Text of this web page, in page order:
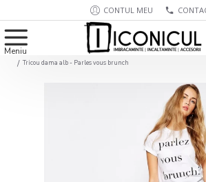
CONTUL MEU
Tricou dama alb - Parles vous brunch